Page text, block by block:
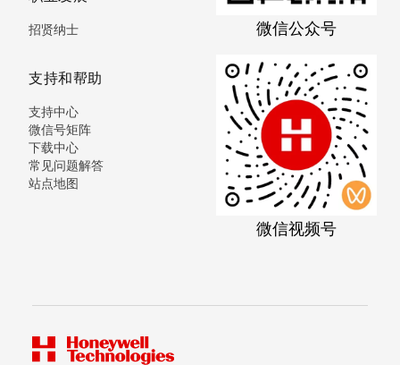
招贤纳士
支持和帮助
支持中心
微信号矩阵
下载中心
常见问题解答
站点地图
微信公众号
微信视频号